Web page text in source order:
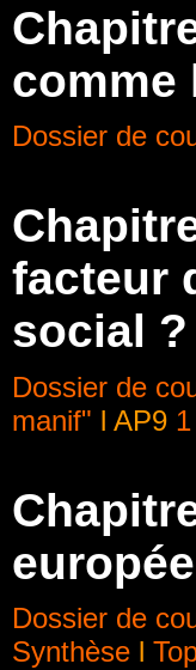
comme
Dossier de
facteur
social ?
Dossier de
manif" l AP9 1
Dossier de
Synthèse l